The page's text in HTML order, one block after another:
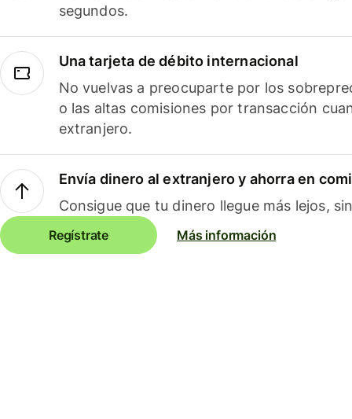
segundos.
Una tarjeta de débito internacional
No vuelvas a preocuparte por los
o las altas comisiones por transacción
extranjero.
Envía dinero al extranjero y ahorra en
Consigue que tu dinero llegue más lejos,
Regístrate Más información